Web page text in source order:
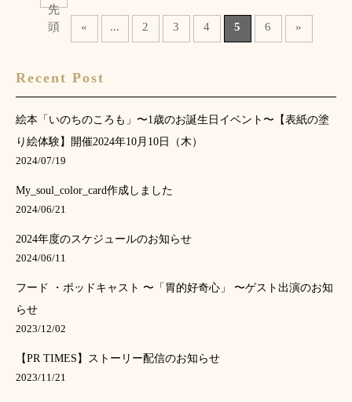
先
頭
« ... 2 3 4 5 6 »
Recent Post
絵本「いのちのころも」〜1歳のお誕生日イベント〜【表紙の塗
り絵体験】開催2024年10月10日（木）
2024/07/19
My_soul_color_card作成しました
2024/06/21
2024年度のスケジュールのお知らせ
2024/06/11
フード ・ポッドキャスト 〜「胃的好奇心」 〜ゲスト出演のお知
らせ
2023/12/02
【PR TIMES】ストーリー配信のお知らせ
2023/11/21